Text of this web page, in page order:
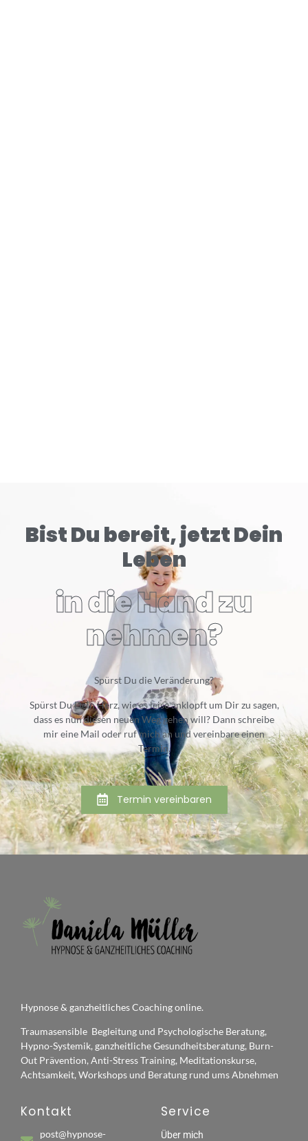
Bist Du bereit, jetzt Dein
Leben
in die Hand zu
nehmen?
Spürst Du die Veränderung?
Spürst Du Dein Herz, wie es leise anklopft um Dir zu sagen,
dass es nun diesen neuen Weg gehen will? Dann schreibe
mir eine Mail oder ruf mich an und vereinbare einen
Termin.
Termin vereinbaren
Hypnose & ganzheitliches Coaching online.
Traumasensible Begleitung und Psychologische Beratung,
Hypno-Systemik, ganzheitliche Gesundheitsberatung, Burn-
Out Prävention, Anti-Stress Training, Meditationskurse,
Achtsamkeit, Workshops und Beratung rund ums Abnehmen
Kontakt
post@hypnose-
Service
Über mich